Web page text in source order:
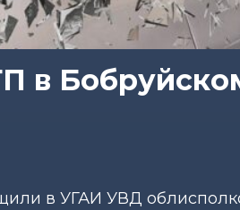
в
в УГАИ УВД